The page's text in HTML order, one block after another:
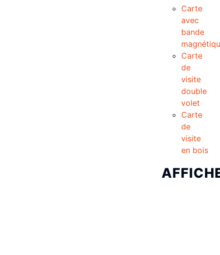
Carte
avec
bande
Carte
de
visite
double
volet
Carte
de
visite
en bois